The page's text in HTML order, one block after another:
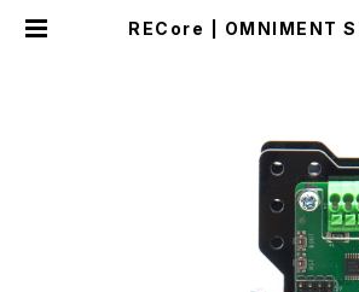
RECore | OMNIMENT